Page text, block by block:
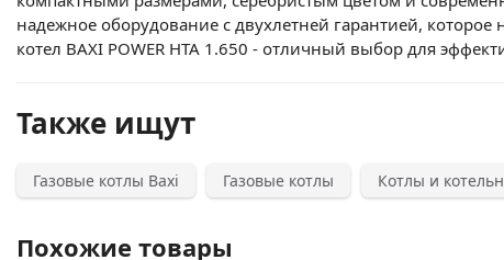
надежное оборудование с двухлетней гарантией,
котел BAXI POWER HTA 1.650 - отличный выбор для
Также ищут
Газовые котлы Baxi Газовые котлы Котлы и
Похожие товары